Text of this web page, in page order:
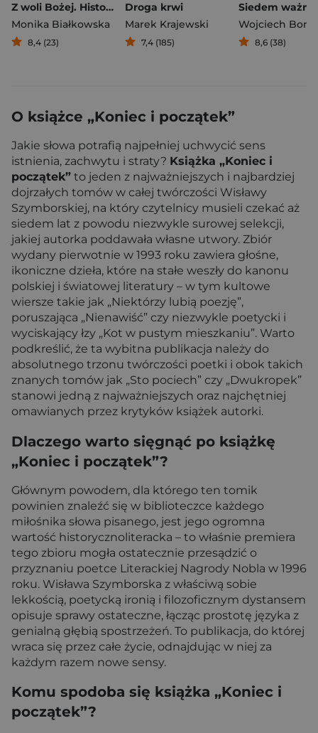
Z woli Bożej. Historie duchowej przemocy
Monika Białkowska
8,4 (23)
Droga krwi
Marek Krajewski
7,4 (185) 8,6 (38)
O książce „Koniec i początek”
Jakie słowa potrafią najpełniej uchwycić sens
istnienia, zachwytu i straty? Książka „Koniec i
początek” to jeden z najważniejszych i najbardziej
dojrzałych tomów w całej twórczości Wisławy
Szymborskiej, na który czytelnicy musieli czekać aż
siedem lat z powodu niezwykle surowej selekcji,
jakiej autorka poddawała własne utwory. Zbiór
wydany pierwotnie w 1993 roku zawiera głośne,
ikoniczne dzieła, które na stałe weszły do kanonu
polskiej i światowej literatury – w tym kultowe
wiersze takie jak „Niektórzy lubią poezję”,
poruszająca „Nienawiść” czy niezwykle poetycki i
wyciskający łzy „Kot w pustym mieszkaniu”. Warto
podkreślić, że ta wybitna publikacja należy do
absolutnego trzonu twórczości poetki i obok takich
znanych tomów jak „Sto pociech” czy „Dwukropek”
stanowi jedną z najważniejszych oraz najchętniej
omawianych przez krytyków książek autorki.
Dlaczego warto sięgnąć po książkę
„Koniec i początek”?
Głównym powodem, dla którego ten tomik
powinien znaleźć się w biblioteczce każdego
miłośnika słowa pisanego, jest jego ogromna
wartość historycznoliteracka – to właśnie premiera
tego zbioru mogła ostatecznie przesądzić o
przyznaniu poetce Literackiej Nagrody Nobla w 1996
roku. Wisława Szymborska z właściwą sobie
lekkością, poetycką ironią i filozoficznym dystansem
opisuje sprawy ostateczne, łącząc prostotę języka z
genialną głębią spostrzeżeń. To publikacja, do której
wraca się przez całe życie, odnajdując w niej za
każdym razem nowe sensy.
Komu spodoba się książka „Koniec i
początek”?